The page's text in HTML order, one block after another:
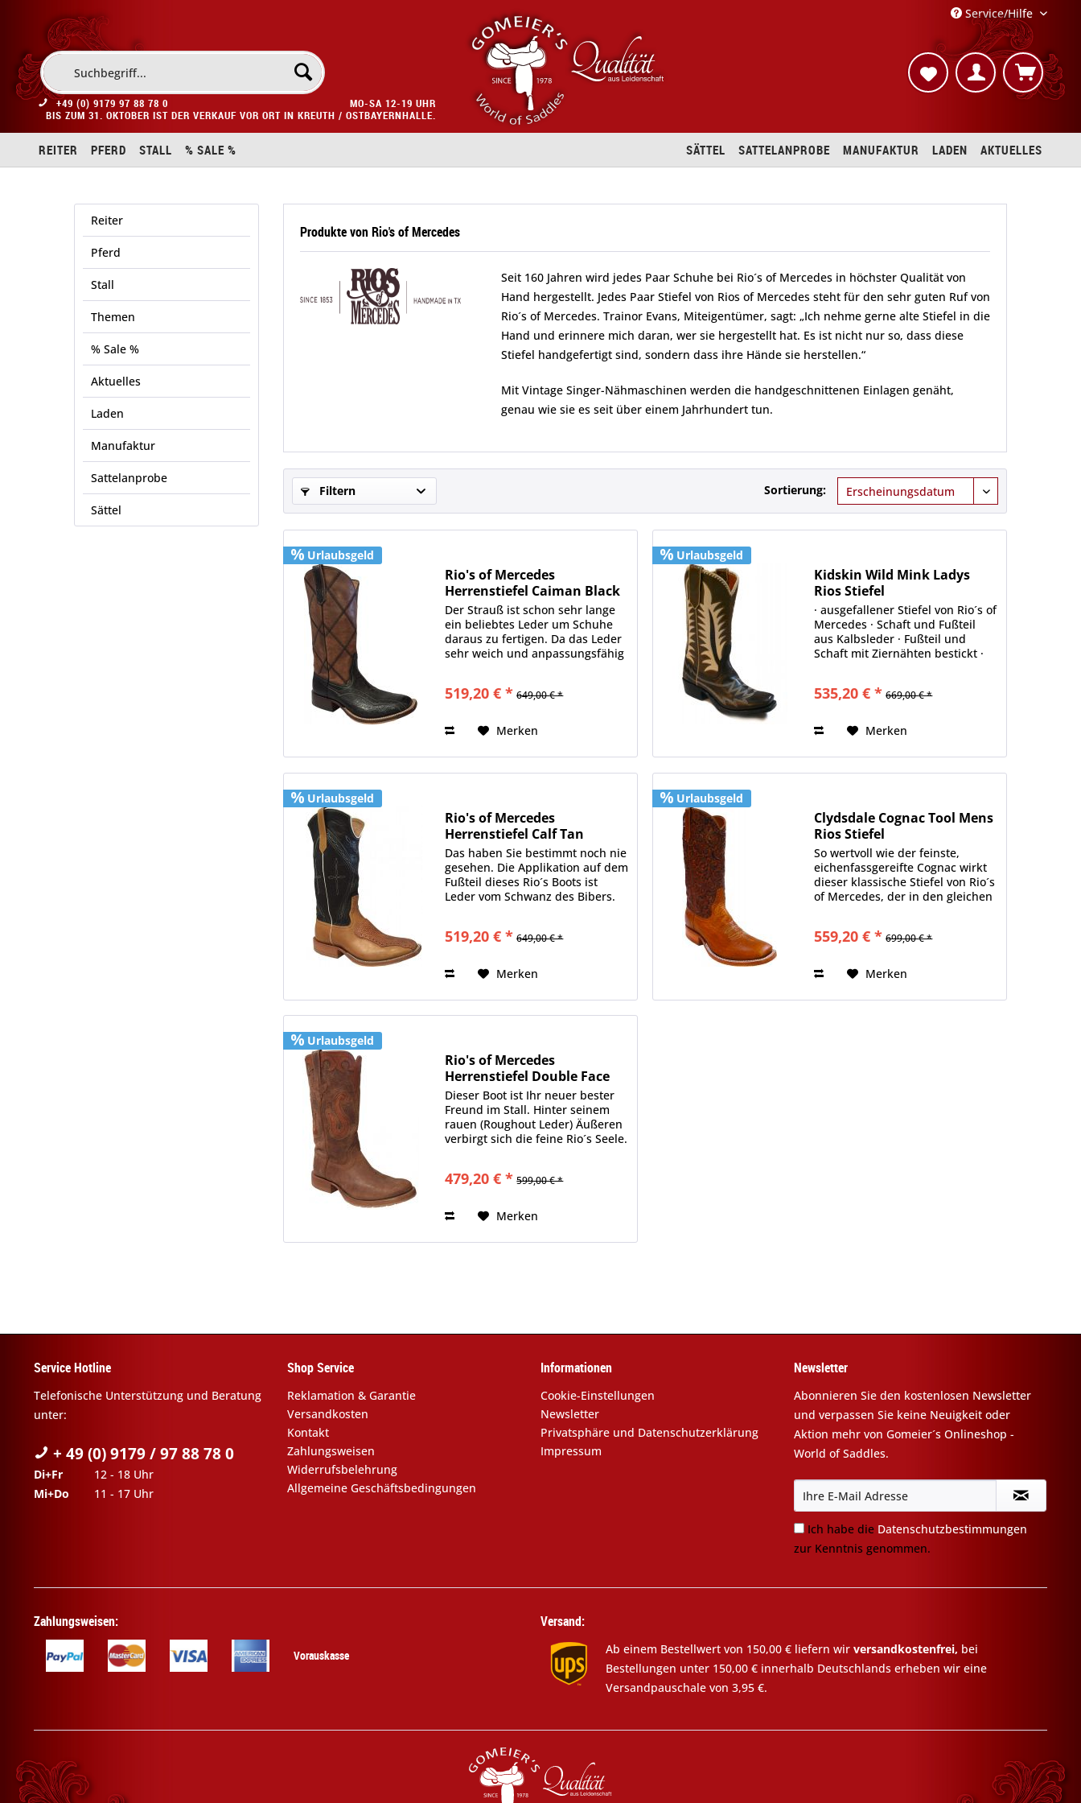
Service/Hilfe
+49 (0) 9179 97 88 78 0
MO-SA 12-19 UHR
BIS ZUM 31. OKTOBER IST DER VERKAUF VOR ORT IN KREUTH / OSTBAYERNHALLE.
REITER PFERD STALL % SALE % AKTUELLES
LADEN
MANUFAKTUR
SATTELANPROBE
SÄTTEL
Reiter
Pferd
Stall
Themen
% Sale %
Aktuelles
Laden
Manufaktur
Sattelanprobe
Sättel
Produkte von Rio's of Mercedes
Seit 160 Jahren wird jedes Paar Schuhe bei Rio´s of Mercedes in höchster Qualität von
Hand hergestellt. Jedes Paar Stiefel von Rios of Mercedes steht für den sehr guten Ruf von
Rio´s of Mercedes. Trainor Evans, Miteigentümer, sagt: „Ich nehme gerne alte Stiefel in die
Hand und erinnere mich daran, wer sie hergestellt hat. Es ist nicht nur so, dass diese
Stiefel handgefertigt sind, sondern dass ihre Hände sie herstellen.“
Mit Vintage Singer-Nähmaschinen werden die handgeschnittenen Einlagen genäht,
genau wie sie es seit über einem Jahrhundert tun.
Filtern Sortierung:
Urlaubsgeld
Rio's of Mercedes
Herrenstiefel Caiman Black
Der Strauß ist schon sehr lange
ein beliebtes Leder um Schuhe
daraus zu fertigen. Da das Leder
sehr weich und anpassungsfähig
Straußenfußleder ist ein wenig
519,20 € * 649,00 € *
Merken
Urlaubsgeld
Kidskin Wild Mink Ladys
Rios Stiefel
· ausgefallener Stiefel von Rio´s of
Mercedes · Schaft und Fußteil
aus Kalbsleder · Fußteil und
Schaft mit Ziernähten bestickt ·
Haftung im Steigbügel, sowie auf
535,20 € * 669,00 € *
Merken
Urlaubsgeld
Rio's of Mercedes
Herrenstiefel Calf Tan
Vintage
Das haben Sie bestimmt noch nie
gesehen. Die Applikation auf dem
Fußteil dieses Rio´s Boots ist
Leder vom Schwanz des Bibers.
"Hingucker"! Am besten wirkt der
519,20 € * 649,00 € *
Merken
Urlaubsgeld
Clydsdale Cognac Tool Mens
Rios Stiefel
So wertvoll wie der feinste,
eichenfassgereifte Cognac wirkt
dieser klassische Stiefel von Rio´s
of Mercedes, der in den gleichen
gehalten und mit klassischen
559,20 € * 699,00 € *
Merken
Urlaubsgeld
Rio's of Mercedes
Herrenstiefel Double Face
Chili
Dieser Boot ist Ihr neuer bester
Freund im Stall. Hinter seinem
rauen (Roughout Leder) Äußeren
verbirgt sich die feine Rio´s Seele.
Sohle ist dieses Mal etwas ganz
479,20 € * 599,00 € *
Merken
Service Hotline
Telefonische Unterstützung und Beratung
unter:
+ 49 (0) 9179 / 97 88 78 0
Di+Fr
12 - 18 Uhr
Mi+Do
11 - 17 Uhr
Shop Service
Reklamation & Garantie
Versandkosten
Kontakt
Zahlungsweisen
Widerrufsbelehrung
Allgemeine Geschäftsbedingungen
Informationen
Cookie-Einstellungen
Newsletter
Privatsphäre und Datenschutzerklärung
Impressum
Newsletter
Abonnieren Sie den kostenlosen Newsletter
und verpassen Sie keine Neuigkeit oder
Aktion mehr von Gomeier´s Onlineshop -
World of Saddles.
Ich habe die Datenschutzbestimmungen
zur Kenntnis genommen.
Zahlungsweisen:
Vorauskasse
Versand:
Ab einem Bestellwert von 150,00 € liefern wir versandkostenfrei, bei
Bestellungen unter 150,00 € innerhalb Deutschlands erheben wir eine
Versandpauschale von 3,95 €.